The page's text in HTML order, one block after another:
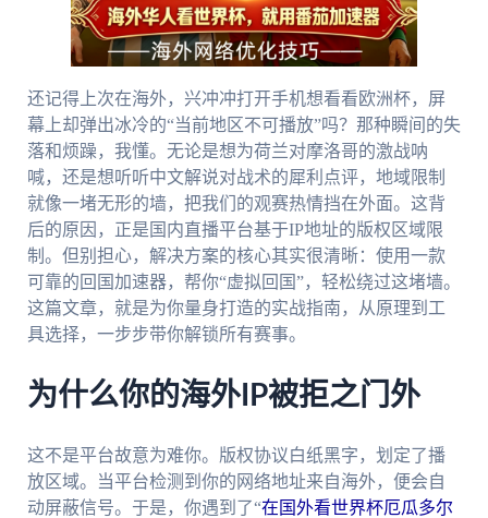
还记得上次在海外，兴冲冲打开手机想看看欧洲杯，屏
幕上却弹出冰冷的“当前地区不可播放”吗？那种瞬间的失
落和烦躁，我懂。无论是想为荷兰对摩洛哥的激战呐
喊，还是想听听中文解说对战术的犀利点评，地域限制
就像一堵无形的墙，把我们的观赛热情挡在外面。这背
后的原因，正是国内直播平台基于IP地址的版权区域限
制。但别担心，解决方案的核心其实很清晰：使用一款
可靠的回国加速器，帮你“虚拟回国”，轻松绕过这堵墙。
这篇文章，就是为你量身打造的实战指南，从原理到工
具选择，一步步带你解锁所有赛事。
为什么你的海外IP被拒之门外
这不是平台故意为难你。版权协议白纸黑字，划定了播
放区域。当平台检测到你的网络地址来自海外，便会自
动屏蔽信号。于是，你遇到了“在国外看世界杯厄瓜多尔